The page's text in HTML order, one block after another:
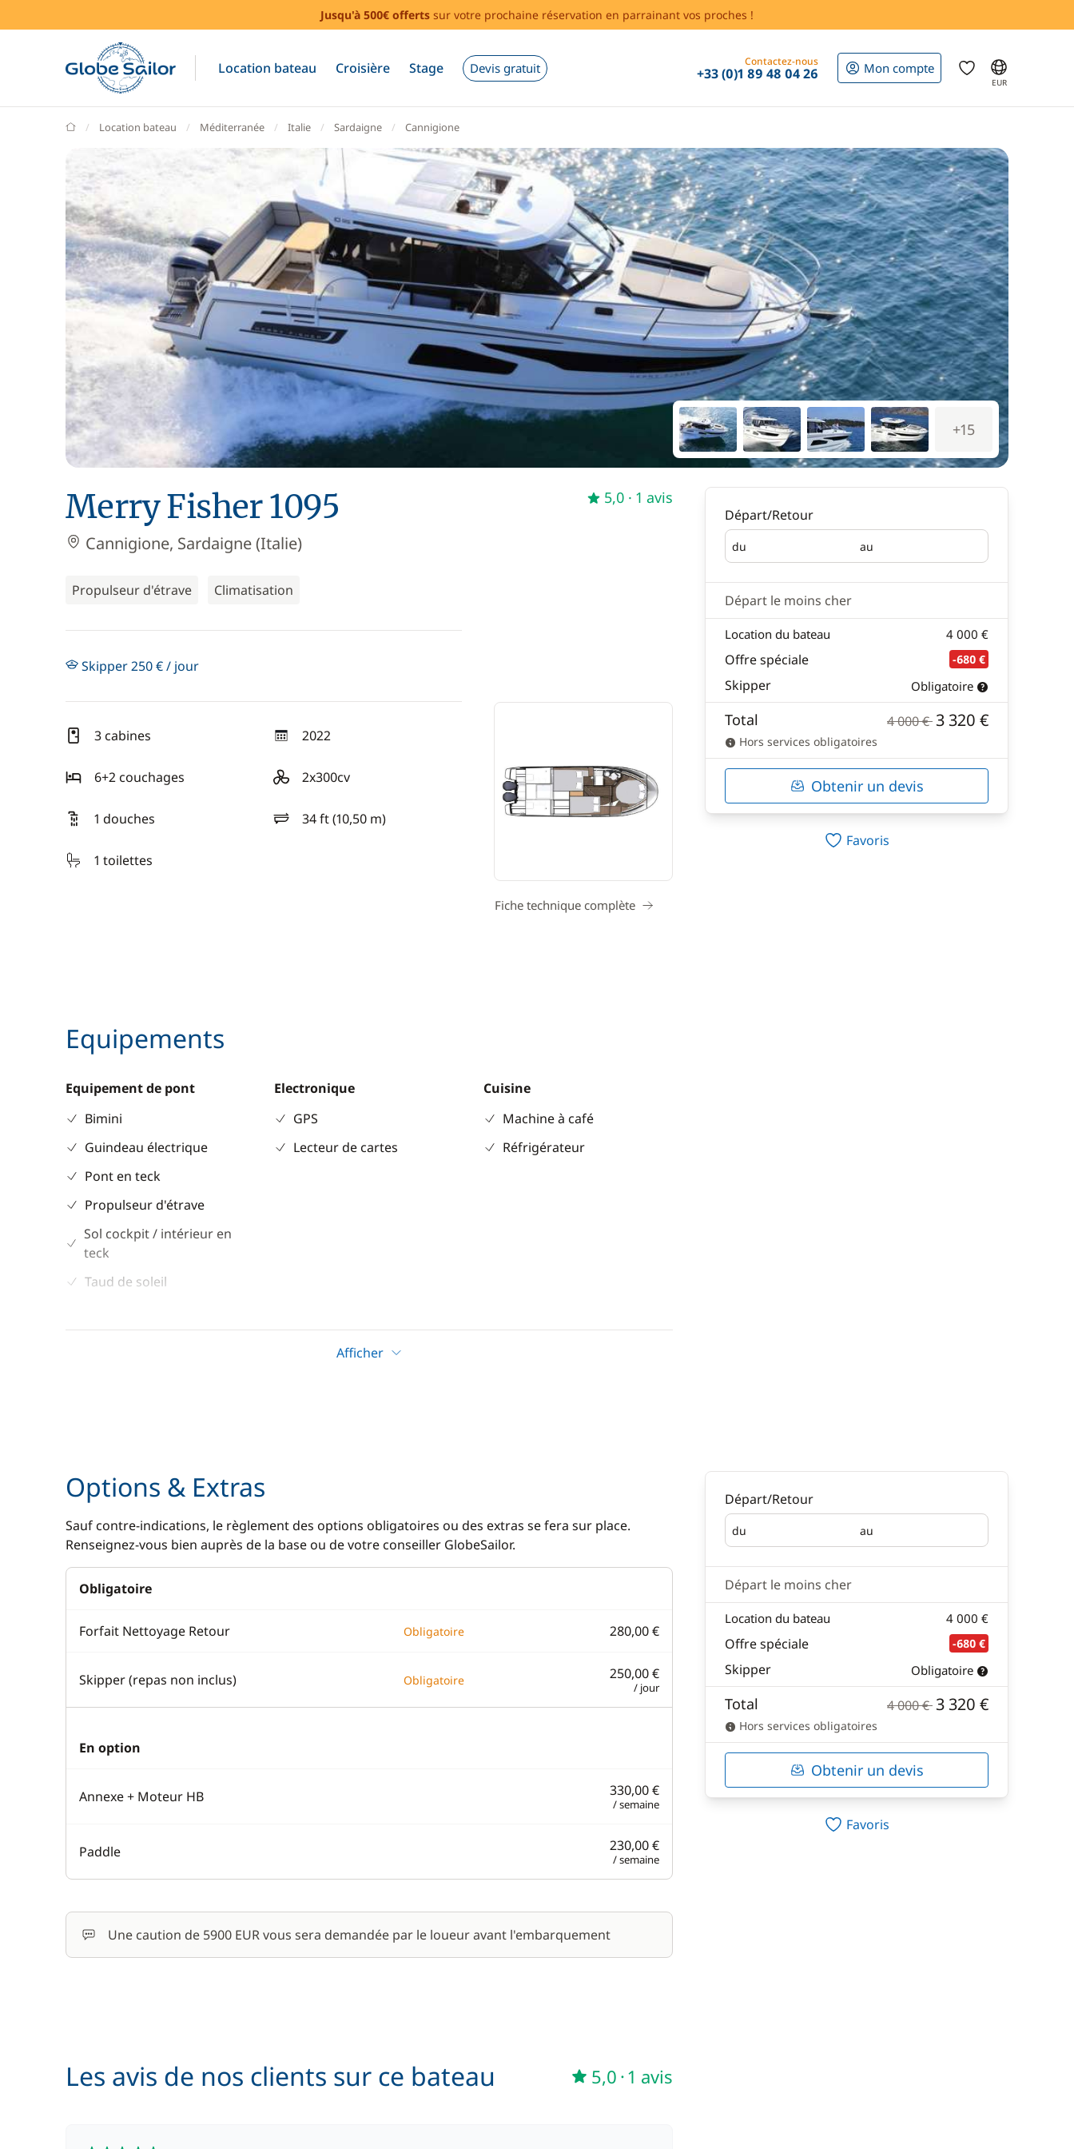
Jusqu'à 500€ offerts sur votre prochaine réservation en parrainant vos proches !
Location bateau Croisière Stage Devis gratuit Contactez-nous
+33 (0)1 89 48 04 26 Mon compte
EUR
GlobeSailor
Location bateau Méditerranée Italie Sardaigne Cannigione
+15
Merry Fisher 1095
Cannigione, Sardaigne (Italie)
Propulseur d'étrave Climatisation
5,0 · 1 avis
Skipper 250 € / jour
3 cabines 2022
année
6+2 couchages
2x300cv
motorisation
1 douches
34 ft (10,50 m)
longueur
1 toilettes
Fiche technique complète
Equipements
Equipement de pont
Bimini
Guindeau électrique
Pont en teck
Propulseur d'étrave
Sol cockpit / intérieur en
teck
Taud de soleil
Electronique
GPS
Lecteur de cartes
Cuisine
Machine à café
Réfrigérateur
Confort
Afficher
Départ/Retour
du
Départ au
Retour
Départ le moins cher
Location du bateau 4 000 €
Offre spéciale -680 €
Skipper Obligatoire
Total 4 000 € 3 320 €
Hors services obligatoires
Obtenir un devis
Favoris
Options & Extras
Sauf contre-indications, le règlement des options obligatoires ou des extras se fera sur place.
Renseignez-vous bien auprès de la base ou de votre conseiller GlobeSailor.
Obligatoire
Forfait Nettoyage Retour Obligatoire 280,00 €
Skipper (repas non inclus) Obligatoire 250,00 €
/ jour
En option
Annexe + Moteur HB 330,00 €
/ semaine
Paddle 230,00 €
/ semaine
Une caution de 5900 EUR vous sera demandée par le loueur avant l'embarquement
Les avis de nos clients sur ce bateau 5,0 ·1 avis
Départ/Retour
du
Départ au
Retour
Départ le moins cher
Location du bateau 4 000 €
Offre spéciale -680 €
Skipper Obligatoire
Total 4 000 € 3 320 €
Hors services obligatoires
Obtenir un devis
Favoris